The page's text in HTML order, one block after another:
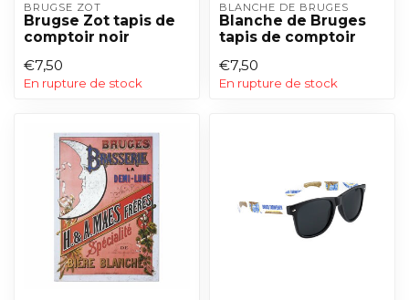
BRUGSE ZOT
Brugse Zot tapis de
comptoir noir
€7,50
En rupture de stock
BLANCHE DE BRUGES
Blanche de Bruges
tapis de comptoir
€7,50
En rupture de stock